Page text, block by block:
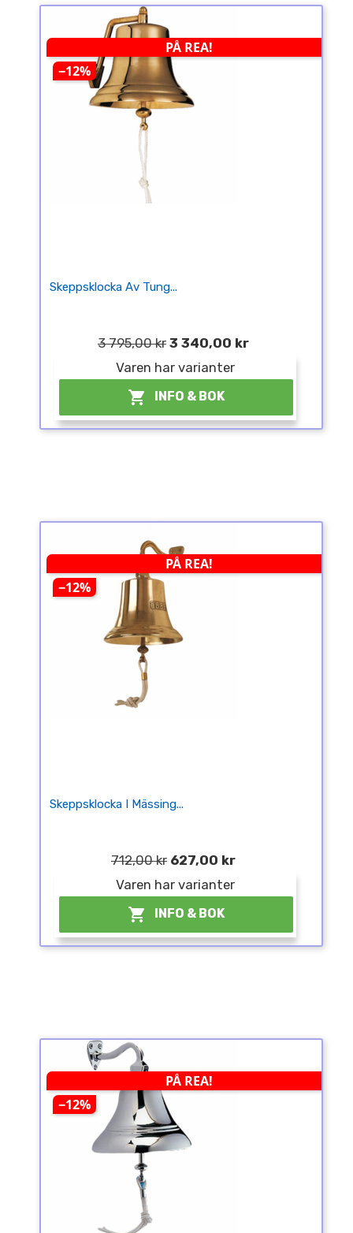
PÅ REA!
−12%
Skeppsklocka Av Tung...
3 795,00 kr 3 340,00 kr
Varen har varianter
 INFO & BOK
PÅ REA!
−12%
Skeppsklocka I Mässing...
712,00 kr 627,00 kr
Varen har varianter
 INFO & BOK
PÅ REA!
−12%